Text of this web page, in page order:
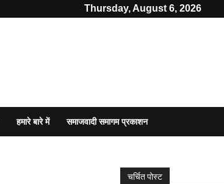
Thursday, August 6, 2026
हमारे बारे में समाजवादी समागम प्रकाशन
चर्चित पोस्ट